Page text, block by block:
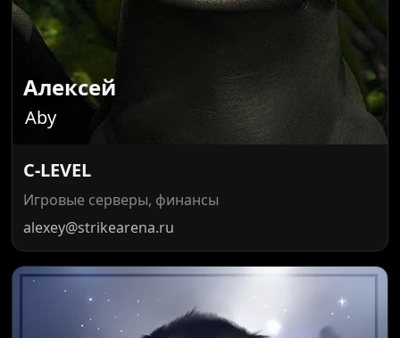
Алексей
Aby
C-LEVEL
Игровые серверы, финансы
alexey@strikearena.ru